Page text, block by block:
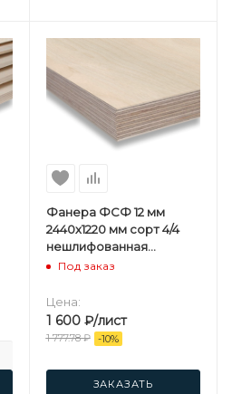
Фанера ФСФ 12 мм
2440х1220 мм сорт 4/4
нешлифованная
березовая
Под заказ
Цена:
1 600₽/лист
1 777.78₽ -10%
ЗАКАЗАТЬ